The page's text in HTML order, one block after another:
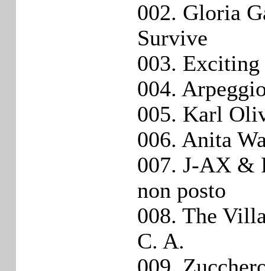
002. Gloria
Survive
003. Exciting
004.
005. Karl
006. Anita
007. J-AX &
non posto
008. The
C. A.